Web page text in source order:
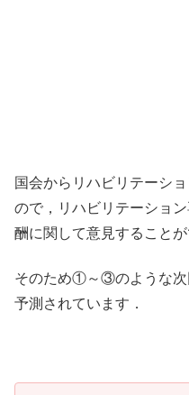
国会からリハビリテーシ
ので，リハビリテーショ
酬に関して意見すること
そのため①～③のような次
予測されています．